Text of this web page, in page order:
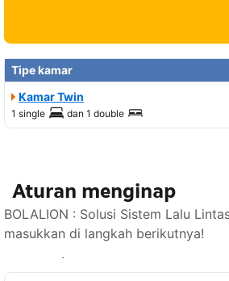
Tipe kamar
Kamar Twin
1 single dan 1 double
Aturan menginap
BOLALION : Solusi Sistem Lalu
masukkan di langkah berikutnya!
Lihat ketersediaan